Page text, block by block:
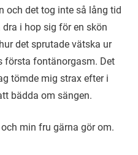
och det tog inte så lång tid
i hop sig för en skön
det sprutade vätska ur
första fontänorgasm. Det
tömde mig strax efter i
bädda om sängen.
min fru gärna gör om.